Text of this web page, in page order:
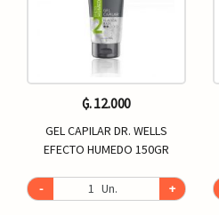
₲. 12.000
GEL CAPILAR DR. WELLS
EFECTO HUMEDO 150GR
- Un. +